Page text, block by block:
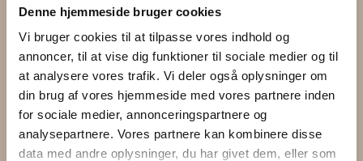
Denne hjemmeside bruger cookies
Vi bruger cookies til at tilpasse vores indhold og
annoncer, til at vise dig funktioner til sociale medier og til
at analysere vores trafik. Vi deler også oplysninger om
din brug af vores hjemmeside med vores partnere inden
for sociale medier, annonceringspartnere og
analysepartnere. Vores partnere kan kombinere disse
data med andre oplysninger, du har givet dem, eller som
upcyclede tekstiler. Du har utallige styling
muligheder – det er kun fantasien, der sætter
grænser.
Husk på, at det er genbrugstekstiler. Vi finder det
charmerende, at du kan se, at tekstilerne har haft
et tidligere liv.